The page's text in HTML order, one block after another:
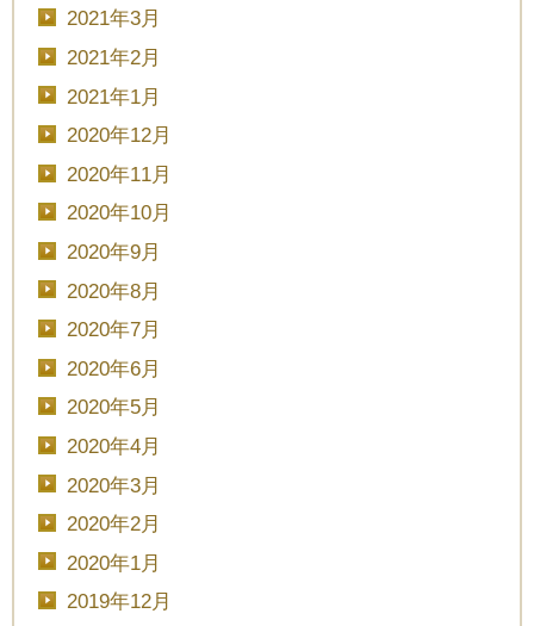
2021年3月
2021年2月
2021年1月
2020年12月
2020年11月
2020年10月
2020年9月
2020年8月
2020年7月
2020年6月
2020年5月
2020年4月
2020年3月
2020年2月
2020年1月
2019年12月